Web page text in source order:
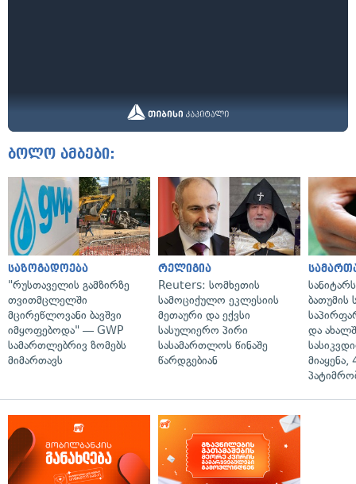
ბოლო ამბები:
საზოგადოება
"რუსთაველის გამზირზე
თვითმცლელში
მცირეწლოვანი ბავშვი
იმყოფებოდა" — GWP
სამართლებრივ ზომებს
მიმართავს
რელიგია
Reuters: სომხეთის
სამოციქულო ეკლესიის
მეთაური და ექვსი
სასულიერო პირი
სასამართლოს წინაშე
წარდგებიან
ბათუმის
და